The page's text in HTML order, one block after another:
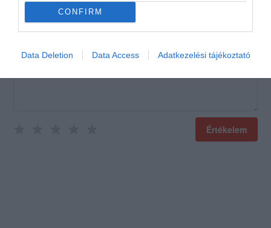
CONFIRM
Data Deletion Data Access Adatkezelési tájékoztató
Értékeld Te is!
Értékelem